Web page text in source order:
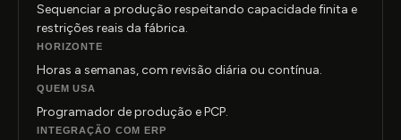
Sequenciar a produção respeitando capacidade finita e
restrições reais da fábrica.
HORIZONTE
Horas a semanas, com revisão diária ou contínua.
QUEM USA
Programador de produção e PCP.
INTEGRAÇÃO COM ERP